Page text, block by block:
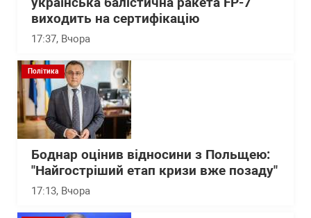
виходить на сертифікацію
17:37, Вчора
Політика
Боднар оцінив відносини з Польщею:
"Найгостріший етап кризи вже позаду"
17:13, Вчора